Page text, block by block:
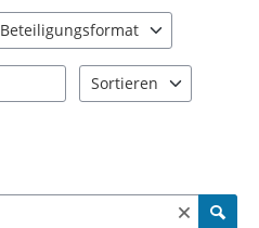
Beteiligungsformat
Sortieren